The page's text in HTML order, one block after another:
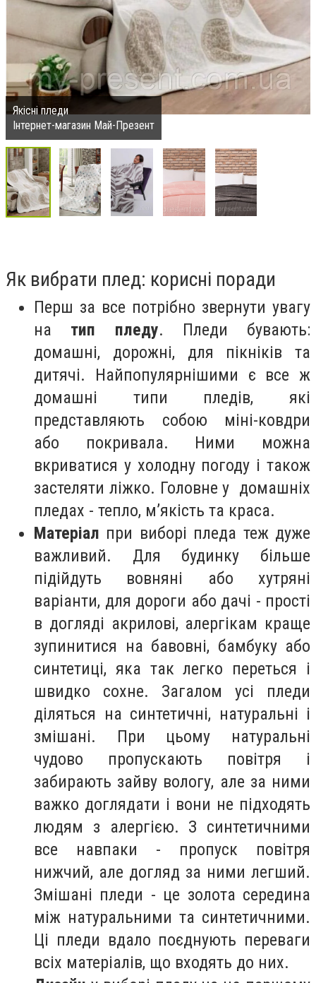
Якісні пледи
Інтернет-магазин Май-Презент
Як вибрати плед: корисні поради
Перш за все потрібно звернути увагу
на тип пледу. Пледи бувають:
домашні, дорожні, для пікніків та
дитячі. Найпопулярнішими є все ж
домашні типи пледів, які
представляють собою міні-ковдри
або покривала. Ними можна
вкриватися у холодну погоду і також
застеляти ліжко. Головне у домашніх
пледах - тепло, м’якість та краса.
Матеріал при виборі пледа теж дуже
важливий. Для будинку більше
підійдуть вовняні або хутряні
варіанти, для дороги або дачі - прості
в догляді акрилові, алергікам краще
зупинитися на бавовні, бамбуку або
синтетиці, яка так легко переться і
швидко сохне. Загалом усі пледи
діляться на синтетичні, натуральні і
змішані. При цьому натуральні
чудово пропускають повітря і
забирають зайву вологу, але за ними
важко доглядати і вони не підходять
людям з алергією. З синтетичними
все навпаки - пропуск повітря
нижчий, але догляд за ними легший.
Змішані пледи - це золота середина
між натуральними та синтетичними.
Ці пледи вдало поєднують переваги
всіх матеріалів, що входять до них.